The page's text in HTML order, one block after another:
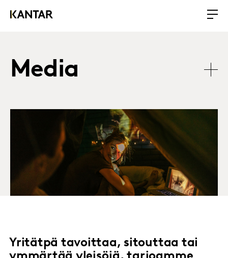
Media
Yritätpä tavoittaa, sitouttaa tai